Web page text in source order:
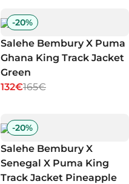
-20%
Salehe Bembury X Puma
Ghana King Track Jacket
Green
132€165€
-20%
Salehe Bembury X
Senegal X Puma King
Track Jacket Pineapple